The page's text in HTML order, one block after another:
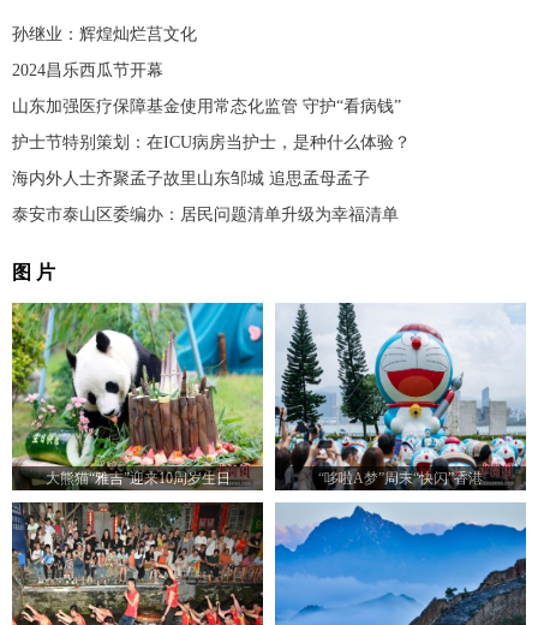
孙继业：辉煌灿烂莒文化
2024昌乐西瓜节开幕
山东加强医疗保障基金使用常态化监管 守护“看病钱”
护士节特别策划：在ICU病房当护士，是种什么体验？
海内外人士齐聚孟子故里山东邹城 追思孟母孟子
泰安市泰山区委编办：居民问题清单升级为幸福清单
图 片
大熊猫“雅吉”迎来10周岁生日 “哆啦A梦”周末“快闪”香港